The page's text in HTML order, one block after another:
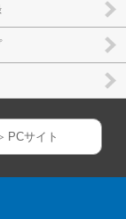
PCサイト